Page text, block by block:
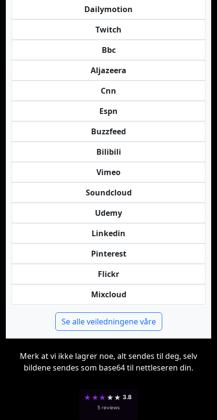
Dailymotion
Twitch
Bbc
Aljazeera
Cnn
Espn
Buzzfeed
Bilibili
Vimeo
Soundcloud
Udemy
Linkedin
Pinterest
Flickr
Mixcloud
Se alle veiledningene våre
Merk at vi ikke lagrer noe, alt sendes til deg, selv
bildene sendes som base64 til nettleseren din.
★ ★★ ★★ 3.8
5 reviews